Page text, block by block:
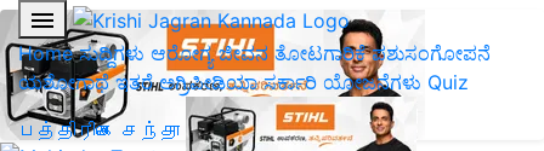
Home ಸುದ್ದಿಗಳು ಆರೋಗ್ಯ ಜೀವನ ತೋಟಗಾರಿಕೆಪಶುಸಂಗೋಪನೆ
ಯಶೋಗಾಥೆ ಇತರೆ ಅಗ್ರಿಪೀಡಿಯಾ ಸರ್ಕಾರಿ ಯೋಜನೆಗಳು Quiz
பத்திரிகை சந்தா